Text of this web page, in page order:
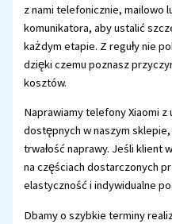
z nami telefonicznie, mailowo
komunikatora, aby ustalić
każdym etapie. Z reguły nie
dzięki czemu poznasz
kosztów.
Naprawiamy telefony Xiaomi
dostępnych w naszym
trwałość naprawy. Jeśli klient
na częściach dostarczonych
elastyczność i indywidualne
Dbamy o szybkie terminy